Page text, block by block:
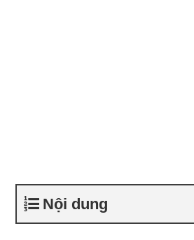
Nội dung